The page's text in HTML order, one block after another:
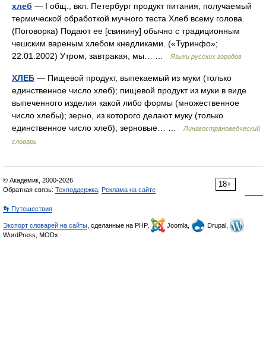
хлеб — I общ., вкл. Петербург продукт питания, получаемый
термической обработкой мучного теста Хлеб всему голова.
(Поговорка) Подают ее [свинину] обычно с традиционным
чешским вареным хлебом кнедликами. («Туринфо»;
22.01.2002) Утром, завтракая, мы… …
Языки русских городов
ХЛЕБ — Пищевой продукт, выпекаемый из муки (только
единственное число хлеб); пищевой продукт из муки в виде
выпеченного изделия какой либо формы (множественное
число хлебы); зерно, из которого делают муку (только
единственное число хлеб); зерновые… …
Лингвострановедческий
словарь
18+
© Академик, 2000-2026
Обратная связь: Техподдержка Реклама на сайте
👣 Путешествия
Экспорт словарей на сайты , сделанные на PHP, Joomla,
Drupal,
WordPress, MODx.